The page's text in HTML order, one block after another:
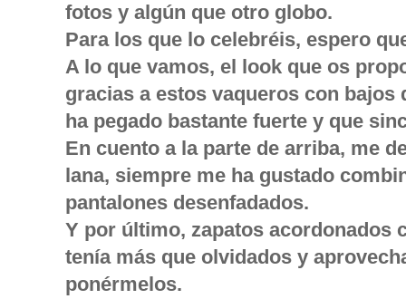
fotos y algún que otro globo.
Para los que lo celebréis, espero
A lo que vamos, el look que os
gracias a estos vaqueros con bajos
ha pegado bastante fuerte y que
En cuento a la parte de arriba, me
lana, siempre me ha gustado
pantalones desenfadados.
Y por último, zapatos acordonados
tenía más que olvidados y
ponérmelos.